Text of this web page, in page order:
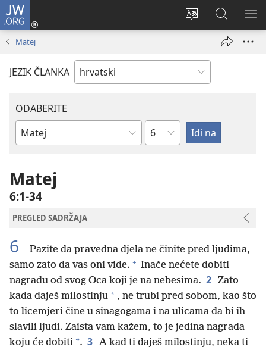
JW.ORG
Promijeni
Prijava
(otvara
prozor)
JW.ORG
|
Pretraga
Matej
JEZIK ČLANKA
ODABERITE
Biblijska
Poglavlje
Matej
6:1-34
PREGLED SADRŽAJA
6
Pazite da pravedna djela ne činite pred ljudima,
samo zato da vas oni vide. + Inače nećete dobiti
nagradu od svog Oca koji je na nebesima. 2 Zato
kada daješ milostinju * , ne trubi pred sobom, kao što
to licemjeri čine u sinagogama i na ulicama da bi ih
slavili ljudi. Zaista vam kažem, to je jedina nagrada
koju će dobiti *. 3 A kad ti daješ milostinju, neka ti